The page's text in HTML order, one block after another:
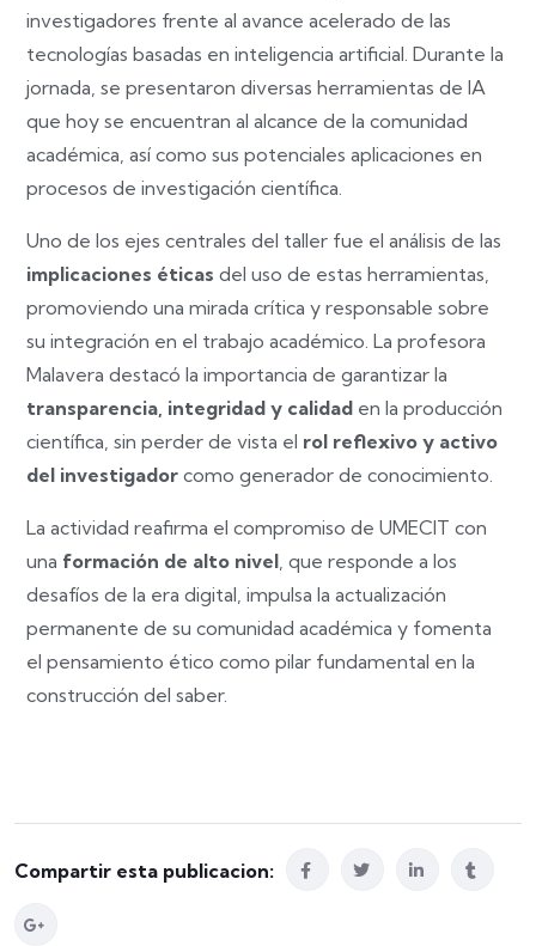
investigadores frente al avance acelerado de las
tecnologías basadas en inteligencia artificial. Durante la
jornada, se presentaron diversas herramientas de IA
que hoy se encuentran al alcance de la comunidad
académica, así como sus potenciales aplicaciones en
procesos de investigación científica.
Uno de los ejes centrales del taller fue el análisis de las
implicaciones éticas del uso de estas herramientas,
promoviendo una mirada crítica y responsable sobre
su integración en el trabajo académico. La profesora
Malavera destacó la importancia de garantizar la
transparencia, integridad y calidad en la producción
científica, sin perder de vista el rol reflexivo y activo
del investigador como generador de conocimiento.
La actividad reafirma el compromiso de UMECIT con
una formación de alto nivel , que responde a los
desafíos de la era digital, impulsa la actualización
permanente de su comunidad académica y fomenta
el pensamiento ético como pilar fundamental en la
construcción del saber.
Compartir esta publicacion: